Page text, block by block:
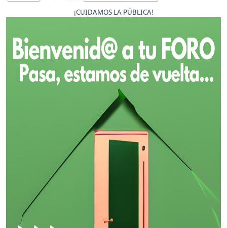
¡CUIDAMOS LA PÚBLICA!